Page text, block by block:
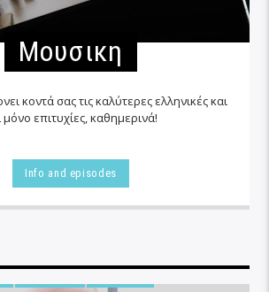
Μουσικη
κοντά σας τις καλύτερες ελληνικές και
μόνο επιτυχίες, καθημερινά!
Info and episodes